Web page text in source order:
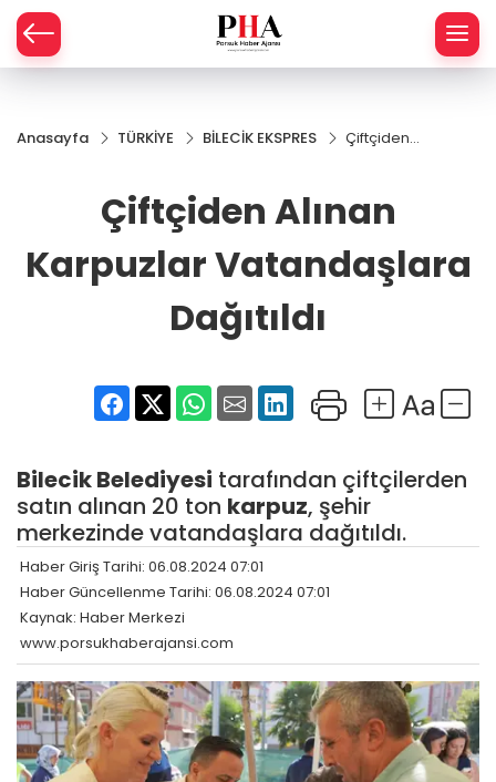
Anasayfa TÜRKİYE BİLECİK EKSPRES
Çiftçiden
Vatandaşlara
Dağıtıldı
Çiftçiden Alınan
Karpuzlar Vatandaşlara
Dağıtıldı
BilecikBelediyesi tarafından çiftçilerden
satın alınan 20 ton karpuz, şehir
merkezinde vatandaşlara dağıtıldı.
Haber Giriş Tarihi: 06.08.2024 07:01
Haber Güncellenme Tarihi: 06.08.2024 07:01
Kaynak: Haber Merkezi
www.porsukhaberajansi.com